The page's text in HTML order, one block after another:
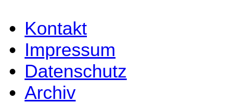
Kontakt
Impressum
Datenschutz
Archiv